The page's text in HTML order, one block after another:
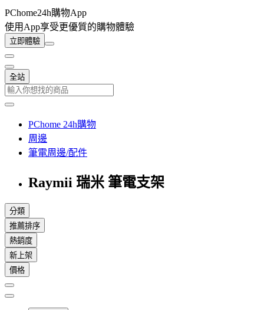
PChome24h購物App
使用App享受更優質的購物體驗
立即體驗
全站
PChome 24h購物
周邊
筆電周邊/配件
Raymii 瑞米 筆電支架
分類
推薦排序
熱銷度
新上架
價格